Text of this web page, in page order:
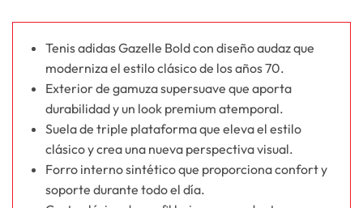
Tenis adidas Gazelle Bold con diseño audaz que
moderniza el estilo clásico de los años 70.
Exterior de gamuza supersuave que aporta
durabilidad y un look premium atemporal.
Suela de triple plataforma que eleva el estilo
clásico y crea una nueva perspectiva visual.
Forro interno sintético que proporciona confort y
soporte durante todo el día.